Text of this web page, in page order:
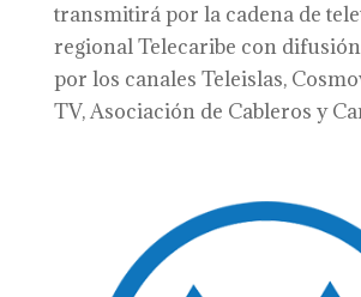
transmitirá por la cadena de
regional Telecaribe con
por los canales Teleislas,
TV, Asociación de Cableros y